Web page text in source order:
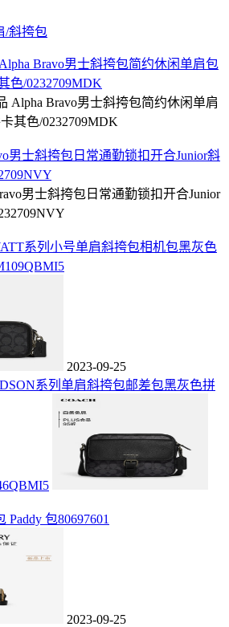
/斜挎包
Bravo男士斜挎包简约休闲单肩包
色/0232709MDK
男士斜挎包日常通勤锁扣开合Junior斜
系列小号单肩斜挎包相机包黑灰色
2023-09-25
系列单肩斜挎包邮差包黑灰色拼
Paddy 包80697601
2023-09-25